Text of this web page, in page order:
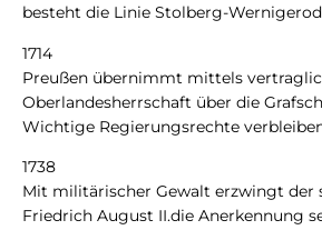
besteht die Linie Stolberg-
1714
Preußen übernimmt mittels
Oberlandesherrschaft über die
Wichtige Regierungsrechte
1738
Mit militärischer Gewalt erzwingt der
Friedrich August II.die Anerkennung